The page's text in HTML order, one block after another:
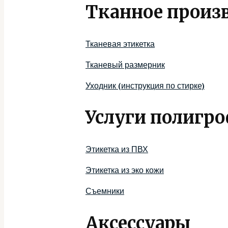
Тканное
Тканевая этикетка
Тканевый размерник
Уходник (инструкция по стирке)
Услуги
Этикетка из ПВХ
Этикетка из эко кожи
Съемники
Аксессуары